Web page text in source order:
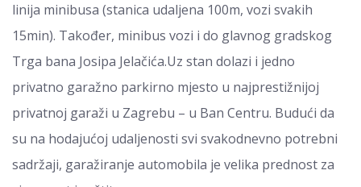
linija minibusa (stanica udaljena 100m, vozi svakih
15min). Također, minibus vozi i do glavnog gradskog
Trga bana Josipa Jelačića.Uz stan dolazi i jedno
privatno garažno parkirno mjesto u najprestižnijoj
privatnoj garaži u Zagrebu – u Ban Centru. Budući da
su na hodajućoj udaljenosti svi svakodnevno potrebni
sadržaji, garažiranje automobila je velika prednost za